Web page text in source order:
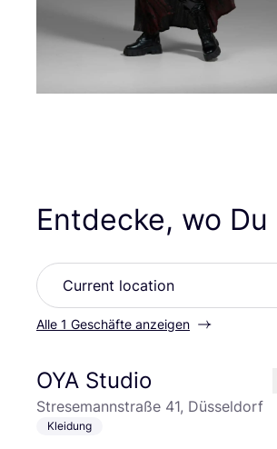
Entdecke, wo Du
Alle 1 Geschäfte anzeigen
OYA Studio
Stresemannstraße 41, Düsseldorf
Kleidung